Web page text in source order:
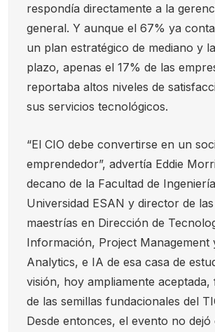
respondía directamente a la
general. Y aunque el 67% ya
un plan estratégico de mediano y
plazo, apenas el 17% de las
reportaba altos niveles de
sus servicios tecnológicos.
“El CIO debe convertirse en un
emprendedor”, advertía Eddie
decano de la Facultad de
Universidad ESAN y director de las
maestrías en Dirección de
Información, Project Management
Analytics, e IA de esa casa de
visión, hoy ampliamente aceptada,
de las semillas fundacionales del
Desde entonces, el evento no dejó